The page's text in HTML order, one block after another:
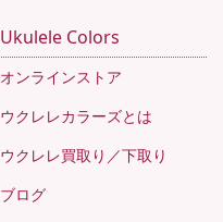
Ukulele Colors
オンラインストア
ウクレレカラーズとは
ウクレレ買取り／下取り
ブログ